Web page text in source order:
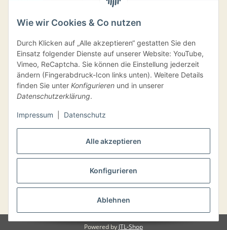
Alle akzeptieren
Konfigurieren
Ablehnen
Wie wir Cookies & Co nutzen
Durch Klicken auf „Alle akzeptieren“ gestatten Sie den
Einsatz folgender Dienste auf unserer Website: YouTube,
Vimeo, ReCaptcha. Sie können die Einstellung jederzeit
ändern (Fingerabdruck-Icon links unten). Weitere Details
finden Sie unter Konfigurieren und in unserer
Datenschutzerklärung.
Impressum Datenschutz
Versand
VERTRAG WIDERRUFEN
* Alle Preise inkl. gesetzlicher USt., inkl.Versand
Powered byJTL-Shop